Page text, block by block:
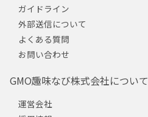
ガイドライン
外部送信について
よくある質問
お問い合わせ
GMO趣味なび株式会社について
運営会社